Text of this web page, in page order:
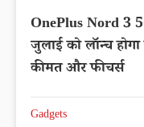
OnePlus Nord 3
जुलाई को लॉन्च
कीमत और फीचर्स
Gadgets